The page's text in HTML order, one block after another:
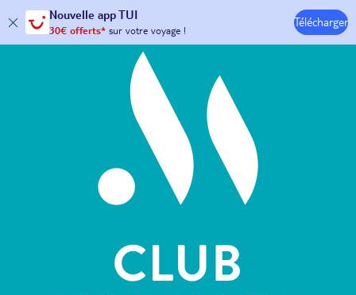
Nouvelle app TUI
30€ offerts*sur votre voyage !
avec le code :HAPPYAPP
Télécharger
Hôtels & Clubs